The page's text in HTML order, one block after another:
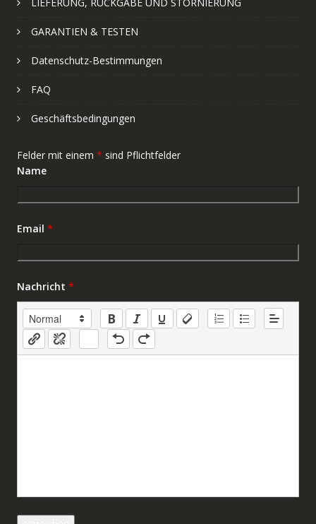
GARANTIEN & TESTEN
Datenschutz-Bestimmungen
FAQ
Geschäftsbedingungen
Felder mit einem * sind Pflichtfelder
Name
Email *
Nachricht *